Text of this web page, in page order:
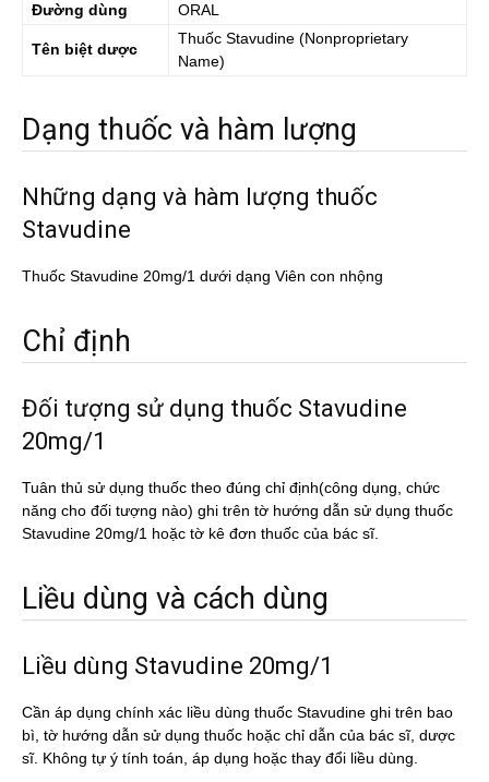
Đường dùng
ORAL
Tên biệt dược
Thuốc Stavudine (Nonproprietary
Name)
Dạng thuốc và hàm lượng
Những dạng và hàm lượng thuốc
Stavudine
Thuốc Stavudine 20mg/1 dưới dạng Viên con nhộng
Chỉ định
Đối tượng sử dụng thuốc Stavudine
20mg/1
Tuân thủ sử dụng thuốc theo đúng chỉ định(công dụng, chức
năng cho đối tượng nào) ghi trên tờ hướng dẫn sử dụng thuốc
Stavudine 20mg/1 hoặc tờ kê đơn thuốc của bác sĩ.
Liều dùng và cách dùng
Liều dùng Stavudine 20mg/1
Cần áp dụng chính xác liều dùng thuốc Stavudine ghi trên bao
bì, tờ hướng dẫn sử dụng thuốc hoặc chỉ dẫn của bác sĩ, dược
sĩ. Không tự ý tính toán, áp dụng hoặc thay đổi liều dùng.